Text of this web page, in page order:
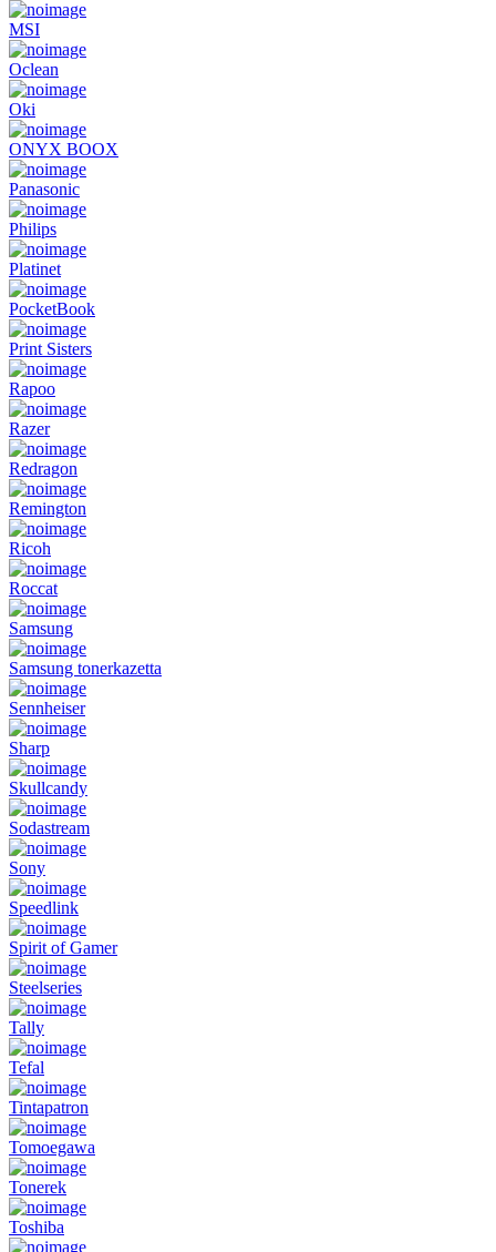
MSI
Oclean
Oki
ONYX BOOX
Panasonic
Philips
Platinet
PocketBook
Print Sisters
Rapoo
Razer
Redragon
Remington
Ricoh
Roccat
Samsung
Samsung tonerkazetta
Sennheiser
Sharp
Skullcandy
Sodastream
Sony
Speedlink
Spirit of Gamer
Steelseries
Tally
Tefal
Tintapatron
Tomoegawa
Tonerek
Toshiba